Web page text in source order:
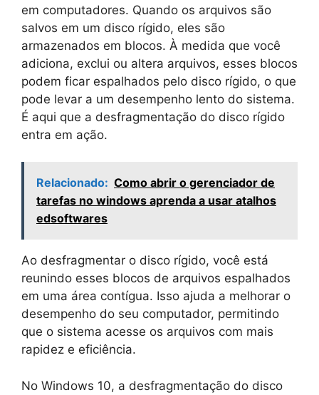
em computadores. Quando os arquivos são
salvos em um disco rígido, eles são
armazenados em blocos. À medida que você
adiciona, exclui ou altera arquivos, esses blocos
podem ficar espalhados pelo disco rígido, o que
pode levar a um desempenho lento do sistema.
É aqui que a desfragmentação do disco rígido
entra em ação.
Relacionado: Como abrir o gerenciador de
tarefas no windows aprenda a usar atalhos
edsoftwares
Ao desfragmentar o disco rígido, você está
reunindo esses blocos de arquivos espalhados
em uma área contígua. Isso ajuda a melhorar o
desempenho do seu computador, permitindo
que o sistema acesse os arquivos com mais
rapidez e eficiência.
No Windows 10, a desfragmentação do disco